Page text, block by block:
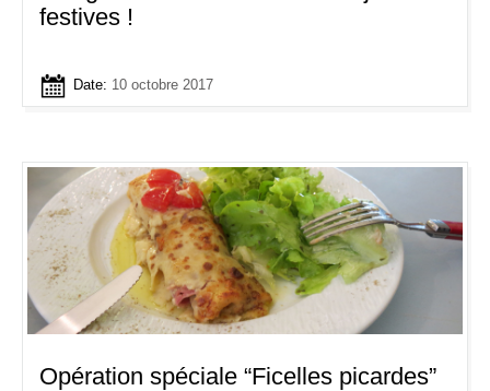
festives !
Date: 10 octobre 2017
Opération spéciale “Ficelles picardes”